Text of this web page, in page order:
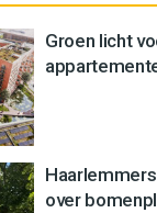
Groen licht
over